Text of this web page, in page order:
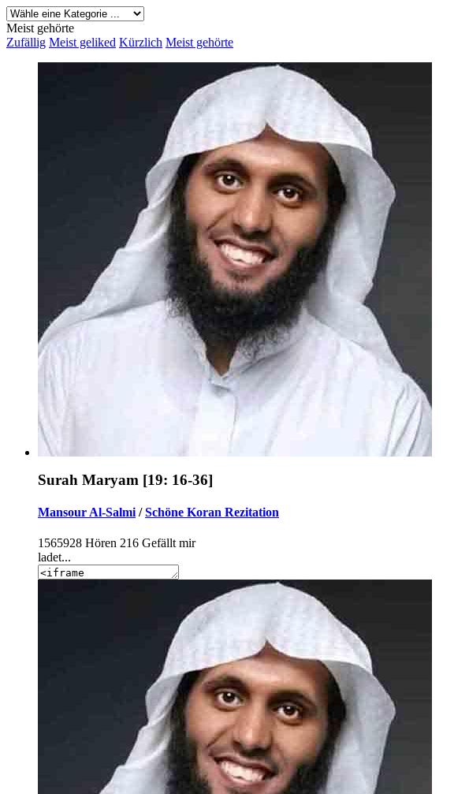
Meist gehörte
Zufällig Meist geliked Kürzlich Meist gehörte
Surah Maryam [19: 16-36]
Mansour Al-Salmi /Schöne Koran Rezitation
1565928 Hören 216 Gefällt mir
ladet...